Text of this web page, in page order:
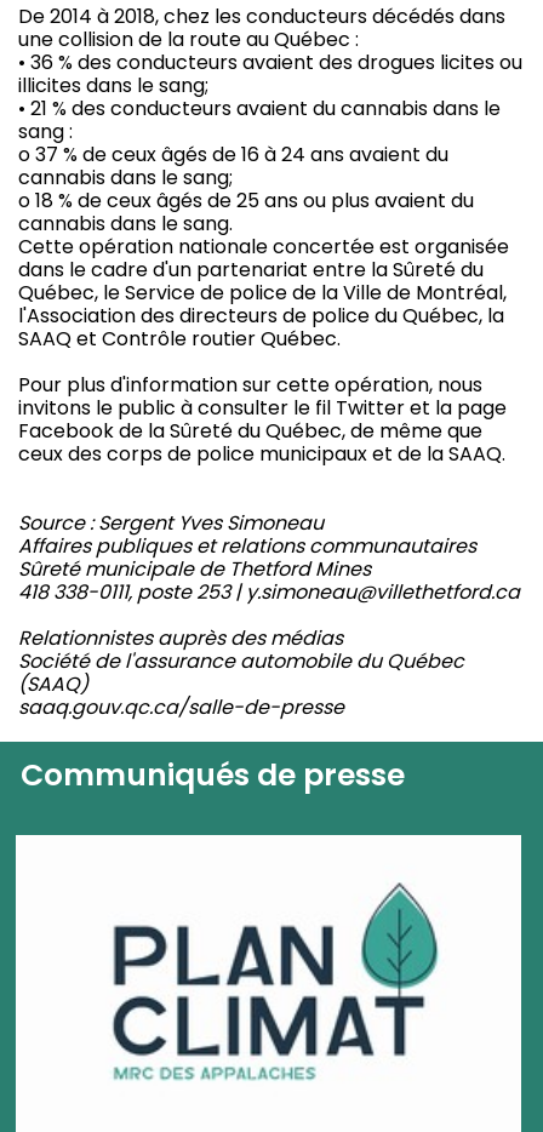
De 2014 à 2018, chez les conducteurs décédés dans
une collision de la route au Québec :
• 36 % des conducteurs avaient des drogues licites ou
illicites dans le sang;
• 21 % des conducteurs avaient du cannabis dans le
sang :
o 37 % de ceux âgés de 16 à 24 ans avaient du
cannabis dans le sang;
o 18 % de ceux âgés de 25 ans ou plus avaient du
cannabis dans le sang.
Cette opération nationale concertée est organisée
dans le cadre d'un partenariat entre la Sûreté du
Québec, le Service de police de la Ville de Montréal,
l'Association des directeurs de police du Québec, la
SAAQ et Contrôle routier Québec.
Pour plus d'information sur cette opération, nous
invitons le public à consulter le fil Twitter et la page
Facebook de la Sûreté du Québec, de même que
ceux des corps de police municipaux et de la SAAQ.
Source : Sergent Yves Simoneau
Affaires publiques et relations communautaires
Sûreté municipale de Thetford Mines
418 338-0111, poste 253 | y.simoneau@villethetford.ca
Relationnistes auprès des médias
Société de l'assurance automobile du Québec
(SAAQ)
saaq.gouv.qc.ca/salle-de-presse
Communiqués de presse